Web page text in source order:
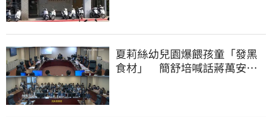
夏莉絲幼兒園爆餵孩童「發黑
食材」 簡舒培喊話蔣萬安：